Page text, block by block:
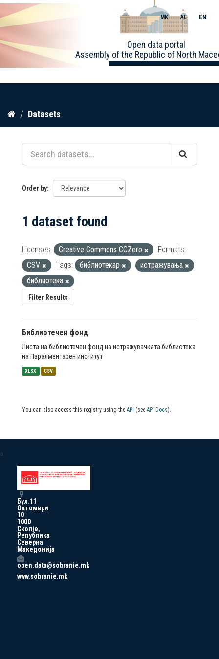
Skip
content
Open data portal
Assembly of the Republic of North
MK AL EN
Datasets
Order by
1 dataset found
Licenses: Creative Commons CCZero
Formats:
CSV
Tags: библиотекар
истражувања
библиотека
Filter Results
Библиотечен фонд
Листа на библиотечен фонд на истражувачката библиотека
на Паралментарен институт
XLSX CSV
You can also access this registry using the API (see API Docs).
a
Бул.11
Октомври
10
1000
Скопје,
Република
Северна
Македонија
open.data@sobranie.mk
www.sobranie.mk